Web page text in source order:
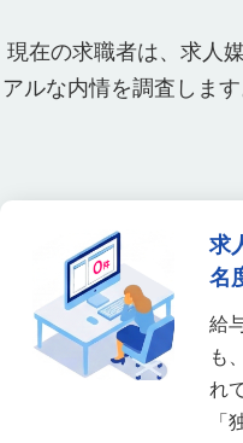
現在の求職者は、求人
アルな内情を調査しま
求
名
給
も
れ
「